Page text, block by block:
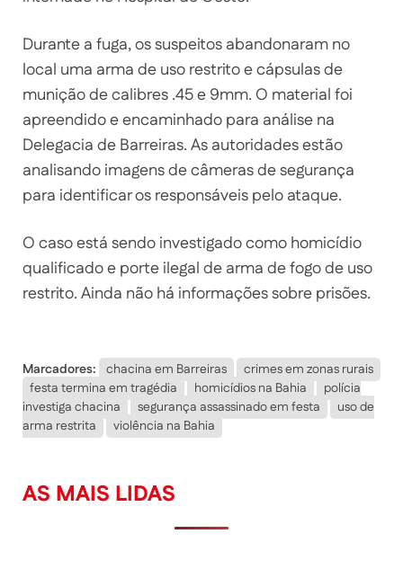
Durante a fuga, os suspeitos abandonaram no
local uma arma de uso restrito e cápsulas de
munição de calibres .45 e 9mm. O material foi
apreendido e encaminhado para análise na
Delegacia de Barreiras. As autoridades estão
analisando imagens de câmeras de segurança
para identificar os responsáveis pelo ataque.
O caso está sendo investigado como homicídio
qualificado e porte ilegal de arma de fogo de uso
restrito. Ainda não há informações sobre prisões.
Marcadores: chacina em Barreiras
crimes em zonas rurais
festa termina em tragédia
homicídios na Bahia
polícia
investiga chacina
segurança assassinado em festa
uso de
arma restrita
violência na Bahia
AS MAIS LIDAS